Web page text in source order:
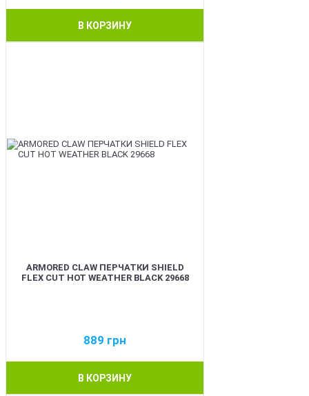
В КОРЗИНУ
ARMORED CLAW ПЕРЧАТКИ SHIELD
FLEX CUT HOT WEATHER BLACK 29668
889 грн
В КОРЗИНУ